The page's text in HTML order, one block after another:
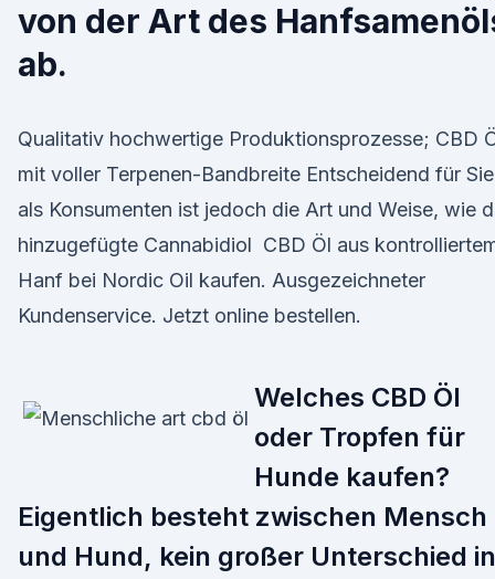
von der Art des
ab.
Qualitativ hochwertige Produktionsprozesse; CBD
mit voller Terpenen-Bandbreite Entscheidend für Sie
als Konsumenten ist jedoch die Art und Weise, wie
hinzugefügte Cannabidiol CBD Öl aus
Hanf bei Nordic Oil kaufen. Ausgezeichneter
Kundenservice. Jetzt online bestellen.
Welches CBD Öl
oder Tropfen für
Hunde kaufen?
Eigentlich besteht zwischen Mensch
und Hund, kein großer Unterschied in